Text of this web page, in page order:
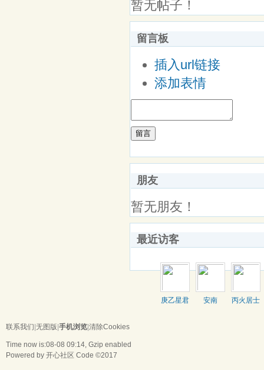
暂无帖子！
留言板
插入url链接
添加表情
留言
朋友
暂无朋友！
最近访客
庚乙星君 安南 丙火居士
联系我们 无图版 手机浏览 清除Cookies
Time now is:08-08 09:14, Gzip enabled
Powered by 开心社区 Code ©2017